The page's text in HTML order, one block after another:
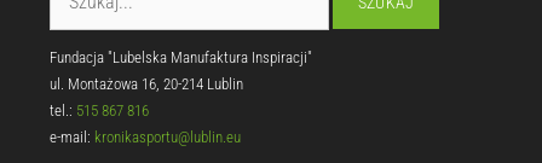
Fundacja "Lubelska Manufaktura Inspiracji"
ul. Montażowa 16, 20-214 Lublin
tel.: 515 867 816
e-mail: kronikasportu@lublin.eu